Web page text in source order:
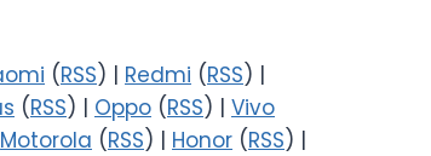
(RSS) | Redmi (RSS) |
(RSS) | Oppo (RSS) | Vivo
Motorola (RSS) | Honor (RSS) |